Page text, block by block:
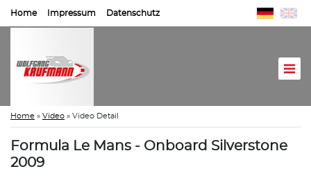
Home Impressum Datenschutz
Home » Video » Video Detail
Formula Le Mans - Onboard Silverstone
2009